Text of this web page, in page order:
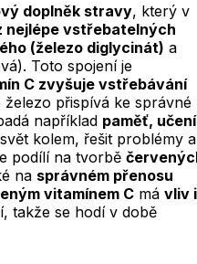
doplněk stravy, který v
nejlépe vstřebatelných
(železo diglycinát) a
Toto spojení je
C zvyšuje vstřebávání
železo přispívá ke správné
například paměť,
kolem, řešit problémy a
podílí na tvorbě
na správném přenosu
vitamínem C má vliv i
takže se hodí v době